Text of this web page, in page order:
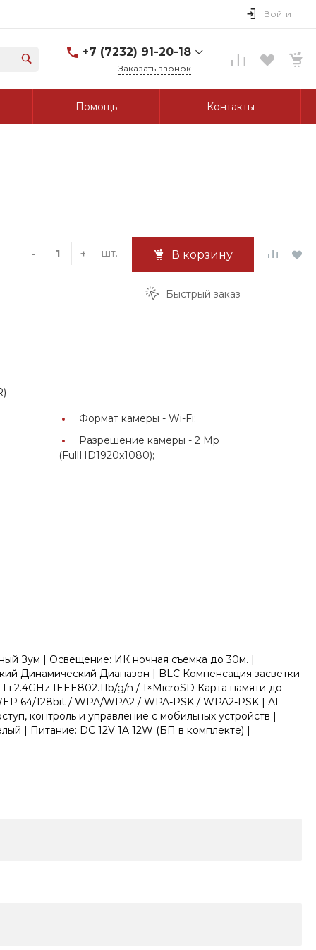
Войти
+7 (7232) 91-20-18
г. Усть-Каменогорск, ул.
Заказать звонок
Помощь Контакты
- + шт. В корзину
Быстрый заказ
Формат камеры -Wi-Fi;
Разрешение камеры -2 Mp
(FullHD1920x1080);
Зум | Освещение: ИК ночная съемка до 30м. |
Динамический Диапазон | BLC Компенсация засветки
IEEE802.11b/g/n / 1×MicroSD Карта памяти до
64/128bit / WPA/WPA2 / WPA-PSK / WPA2-PSK | AI
контроль и управление с мобильных устройств |
| Питание: DC 12V 1A 12W (БП в комплекте) |